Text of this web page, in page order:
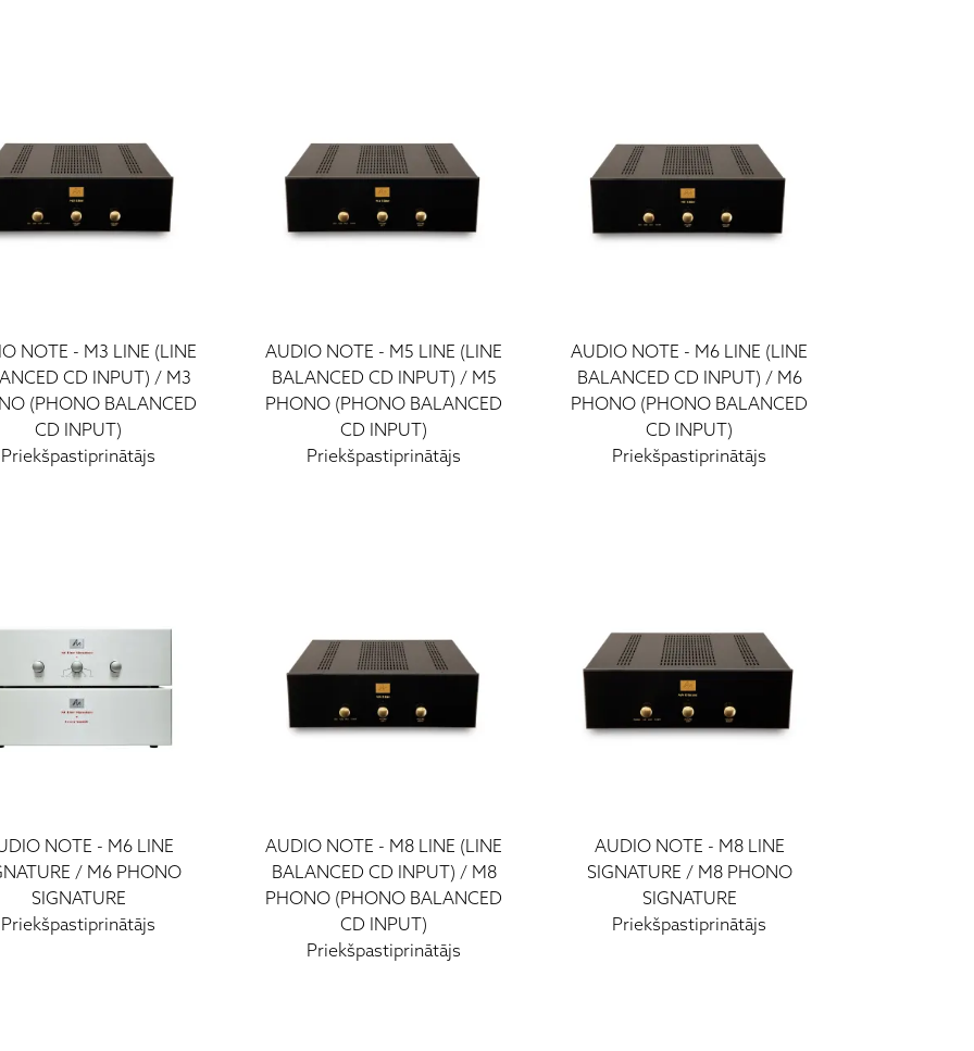
NOTE - M3 LINE (LINE
CD INPUT) / M3
(PHONO BALANCED
CD INPUT)
Priekšpastiprinātājs
AUDIO NOTE - M5 LINE (LINE
BALANCED CD INPUT) / M5
PHONO (PHONO BALANCED
CD INPUT)
Priekšpastiprinātājs
AUDIO NOTE - M6 LINE (LINE
BALANCED CD INPUT) / M6
PHONO (PHONO BALANCED
CD INPUT)
Priekšpastiprinātājs
NOTE - M6 LINE
/ M6 PHONO
SIGNATURE
Priekšpastiprinātājs
AUDIO NOTE - M8 LINE (LINE
BALANCED CD INPUT) / M8
PHONO (PHONO BALANCED
CD INPUT)
Priekšpastiprinātājs
AUDIO NOTE - M8 LINE
SIGNATURE / M8 PHONO
SIGNATURE
Priekšpastiprinātājs